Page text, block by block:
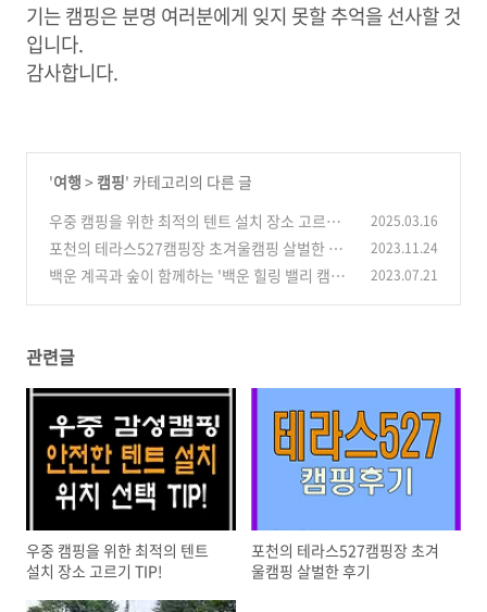
기는 캠핑은 분명 여러분에게 잊지 못할 추억을 선사할 것
입니다.
감사합니다.
'여행 > 캠핑' 카테고리의 다른 글
우중 캠핑을 위한 최적의 텐트 설치 장소 고르기
TIP!
(0)
2025.03.16
포천의 테라스527캠핑장 초겨울캠핑 살벌한 후
기
(0)
2023.11.24
백운 계곡과 숲이 함께하는 '백운 힐링 밸리 캠핑
2023.07.21
관련글
우중 캠핑을 위한 최적의 텐트
설치 장소 고르기 TIP!
포천의 테라스527캠핑장 초겨
울캠핑 살벌한 후기